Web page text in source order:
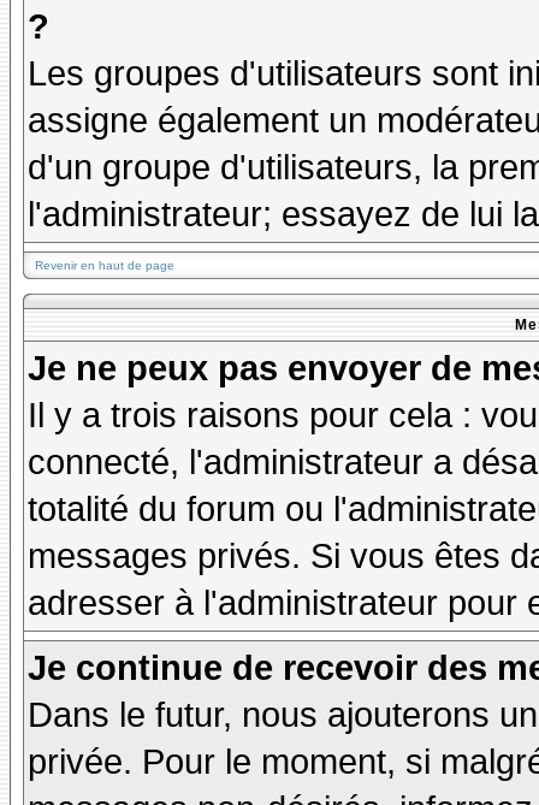
?
Les groupes d'utilisateurs sont
assigne également un
d'un groupe d'utilisateurs, la
l'administrateur; essayez de lui
Revenir en haut de page
Je ne peux pas envoyer de
Il y a trois raisons pour cela :
connecté, l'administrateur a
totalité du forum ou
messages privés. Si vous êtes
adresser à l'administrateur pour
Je continue de recevoir des
Dans le futur, nous ajouterons
privée. Pour le moment, si